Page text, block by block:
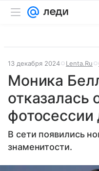
13 декабря 2024 Lenta.Ru
Моника
отказалась
В сети появились
знаменитости.